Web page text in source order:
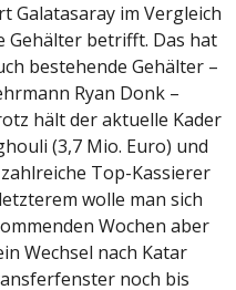
Galatasaray im Vergleich
Gehälter betrifft. Das hat
bestehende Gehälter –
Ryan Donk –
hält der aktuelle Kader
(3,7 Mio. Euro) und
Top-Kassierer
wolle man sich
Wochen aber
Wechsel nach Katar
noch bis